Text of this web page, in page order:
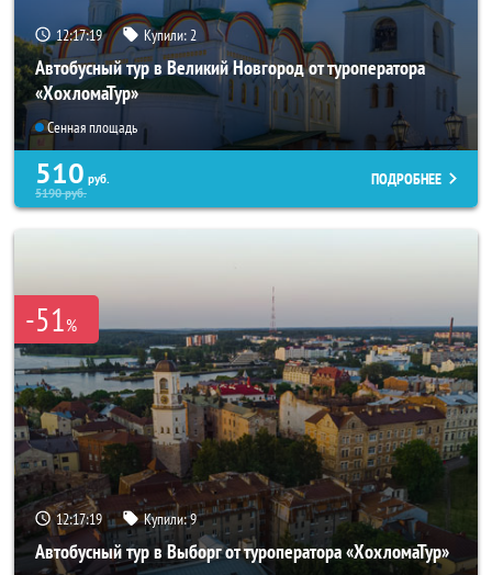
12:17:18 Купили: 2
Автобусный тур в Великий Новгород от туроператора
«ХохломаТур»
Сенная площадь
510 руб.
5190руб.
ПОДРОБНЕЕ
-51%
12:17:18 Купили:9
Автобусный тур в Выборг от туроператора «ХохломаТур»